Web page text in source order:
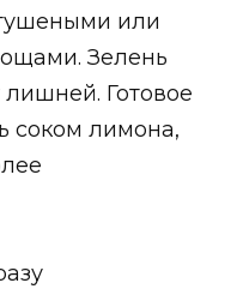
или
Зелень
Готовое
соком лимона,